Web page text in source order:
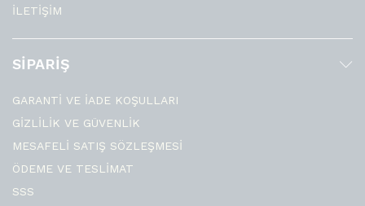
İLETİŞİM
SİPARİŞ
GARANTİ VE İADE KOŞULLARI
GİZLİLİK VE GÜVENLİK
MESAFELİ SATIŞ SÖZLEŞMESİ
ÖDEME VE TESLİMAT
SSS